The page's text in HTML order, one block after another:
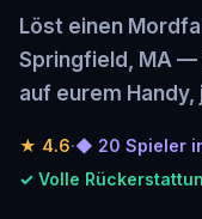
Löst einen
Springfield, MA —
auf eurem
★ 4.6·◆ 20 Spieler
✓ Volle